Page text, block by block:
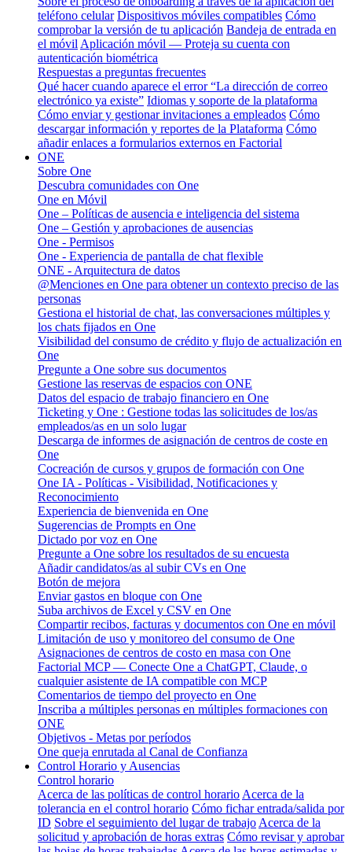
teléfono celular Dispositivos móviles compatibles Cómo
comprobar la versión de tu aplicación Bandeja de entrada en
el móvil Aplicación móvil — Proteja su cuenta con
autenticación biométrica
Respuestas a preguntas frecuentes
Qué hacer cuando aparece el error “La dirección de correo
electrónico ya existe” Idiomas y soporte de la plataforma
Cómo enviar y gestionar invitaciones a empleados Cómo
descargar información y reportes de la Plataforma Cómo
añadir enlaces a formularios externos en Factorial
ONE
Sobre One
Descubra comunidades con One
One en Móvil
One – Políticas de ausencia e inteligencia del sistema
One – Gestión y aprobaciones de ausencias
One - Permisos
One - Experiencia de pantalla de chat flexible
ONE - Arquitectura de datos
@Menciones en One para obtener un contexto preciso de las
personas
Gestiona el historial de chat, las conversaciones múltiples y
los chats fijados en One
Visibilidad del consumo de crédito y flujo de actualización en
One
Pregunte a One sobre sus documentos
Gestione las reservas de espacios con ONE
Datos del espacio de trabajo financiero en One
Ticketing y One : Gestione todas las solicitudes de los/as
empleados/as en un solo lugar
Descarga de informes de asignación de centros de coste en
One
Cocreación de cursos y grupos de formación con One
One IA - Políticas - Visibilidad, Notificaciones y
Reconocimiento
Experiencia de bienvenida en One
Sugerencias de Prompts en One
Dictado por voz en One
Pregunte a One sobre los resultados de su encuesta
Añadir candidatos/as al subir CVs en One
Botón de mejora
Enviar gastos en bloque con One
Suba archivos de Excel y CSV en One
Compartir recibos, facturas y documentos con One en móvil
Limitación de uso y monitoreo del consumo de One
Asignaciones de centros de costo en masa con One
Factorial MCP — Conecte One a ChatGPT, Claude, o
cualquier asistente de IA compatible con MCP
Comentarios de tiempo del proyecto en One
Inscriba a múltiples personas en múltiples formaciones con
ONE
Objetivos - Metas por períodos
One queja enrutada al Canal de Confianza
Control Horario y Ausencias
Control horario
Acerca de las políticas de control horario Acerca de la
tolerancia en el control horario Cómo fichar entrada/salida por
ID Sobre el seguimiento del lugar de trabajo Acerca de la
solicitud y aprobación de horas extras Cómo revisar y aprobar